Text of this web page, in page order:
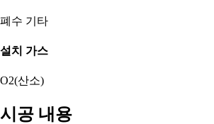
폐수 기타
설치 가스
O2(산소)
시공 내용